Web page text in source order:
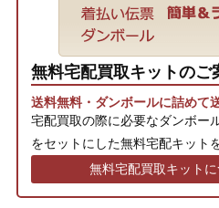
無料宅配買取キットのご
送料無料・ダンボールに詰めて
宅配買取の際に必要なダンボー
をセットにした無料宅配キット
無料宅配買取キット